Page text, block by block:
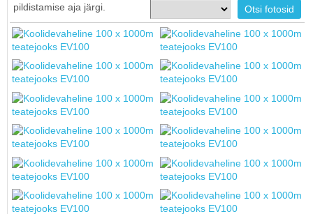
pildistamise aja järgi.